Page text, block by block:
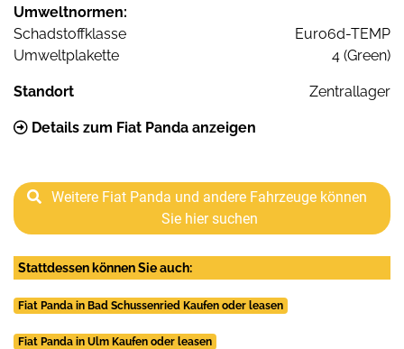
Umweltnormen:
Schadstoffklasse
Euro6d-TEMP
Umweltplakette
4 (Green)
Standort Zentrallager
Details zum Fiat Panda anzeigen
Weitere Fiat Panda und andere Fahrzeuge können
Sie hier suchen
Stattdessen können Sie auch:
Fiat Panda in Bad Schussenried Kaufen oder leasen
Fiat Panda in Ulm Kaufen oder leasen